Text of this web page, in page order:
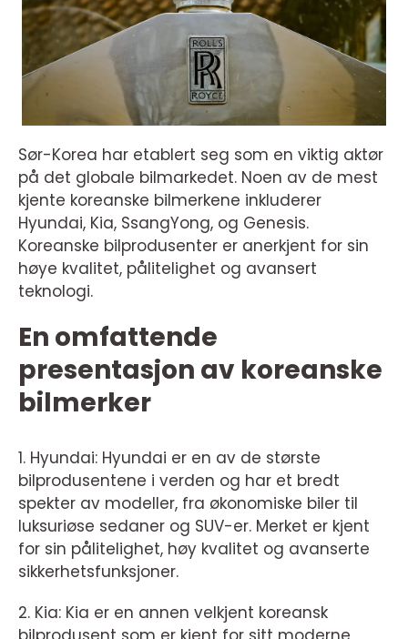
Sør-Korea har etablert seg som en viktig aktør
på det globale bilmarkedet. Noen av de mest
kjente koreanske bilmerkene inkluderer
Hyundai, Kia, SsangYong, og Genesis.
Koreanske bilprodusenter er anerkjent for sin
høye kvalitet, pålitelighet og avansert
teknologi.
En omfattende
presentasjon av koreanske
bilmerker
1. Hyundai: Hyundai er en av de største
bilprodusentene i verden og har et bredt
spekter av modeller, fra økonomiske biler til
luksuriøse sedaner og SUV-er. Merket er kjent
for sin pålitelighet, høy kvalitet og avanserte
sikkerhetsfunksjoner.
2. Kia: Kia er en annen velkjent koreansk